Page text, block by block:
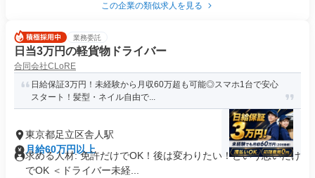
この企業の類似求人を見る
業務委託
日当3万円の軽貨物ドライバー
合同会社CLoRE
日給保証3万円！未経験から月収60万超も可能◎スマホ1台で安心
スタート！髪型・ネイル自由で...
東京都足立区舎人駅
月給60万円以上
求める人材: 免許だけでOK！後は変わりたい！という思いだけ
でOK ＜ドライバー未経...